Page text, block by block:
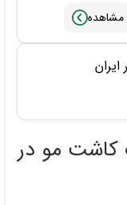
کاشت مو در